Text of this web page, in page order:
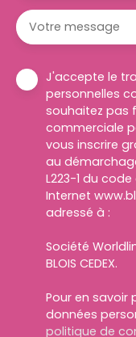
Votre message
J'accepte le
personnelles
souhaitez pas
commerciale
vous inscrire
au
L223-1 du
Internet
adressé à :
Société
BLOIS CEDEX.
Pour en savoir
données
politique de